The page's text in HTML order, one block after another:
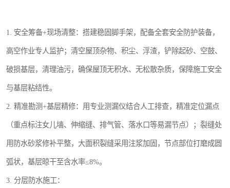
1. 安全筹备+现场清整：搭建稳固脚手架，配备全套安全防护装备，
高空作业专人监护；清空屋顶杂物、积尘、浮渣，铲除起砂、空鼓、
破损基层，清理油污，确保屋顶无积水、无松散杂质，保障施工安全
与基层粘结性。
2. 精准勘测+基层精修：用专业测漏仪结合人工排查，精准定位漏点
（重点标注女儿墙、伸缩缝、排气管、落水口等易漏节点）；裂缝处
用防水砂浆修补平整，大面积裂缝采用注浆加固，节点部位打磨成圆
弧状，基层晾干至含水率≤8%。
3. 分层防水施工：